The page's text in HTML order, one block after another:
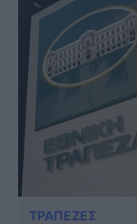
ΤΡΑΠΕΖΕΣ